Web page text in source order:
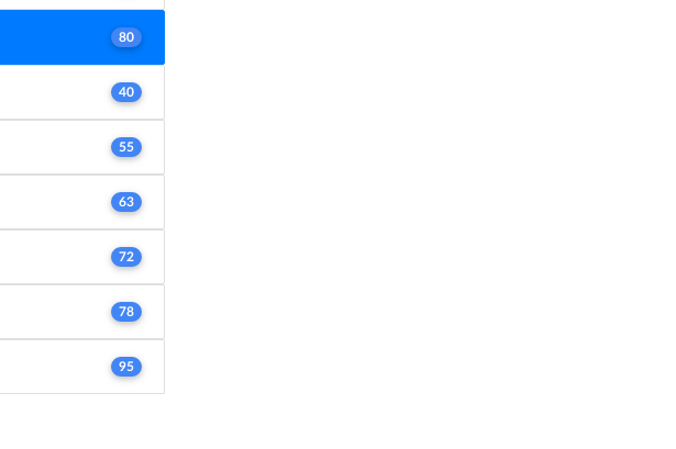
80
40
55
63
72
78
95